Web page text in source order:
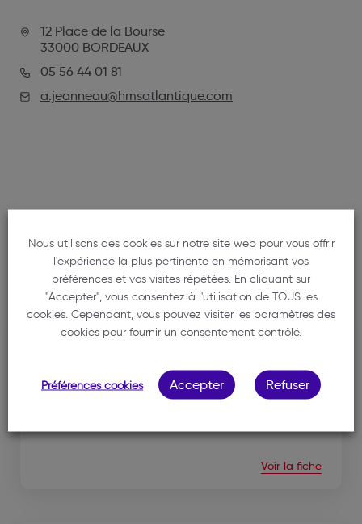
12 Place de la Bourse
33000 BORDEAUX
05 56 44 01 81
a.jeanneau@hmsatlantique.com
NOS MEMBRES
CAZCARRA
Voir la fiche
Nous utilisons des cookies sur notre site web pour vous offrir
l'expérience la plus pertinente en mémorisant vos
préférences et vos visites répétées. En cliquant sur
"Accepter", vous consentez à l'utilisation de TOUS les
cookies. Cependant, vous pouvez visiter les paramètres des
cookies pour fournir un consentement contrôlé.
Préférences cookies Accepter Refuser